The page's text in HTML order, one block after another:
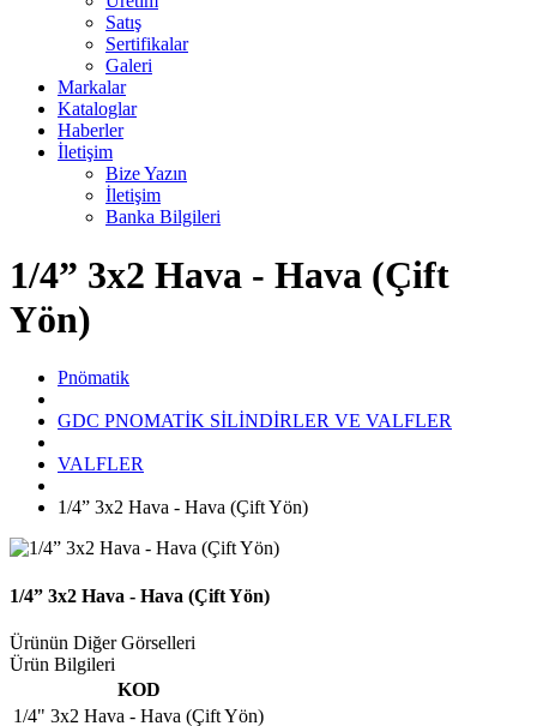
Satış
Sertifikalar
Galeri
Markalar
Kataloglar
Haberler
İletişim
Bize Yazın
İletişim
Banka Bilgileri
1/4” 3x2 Hava - Hava (Çift
Yön)
Pnömatik
GDC PNOMATİK SİLİNDİRLER VE VALFLER
VALFLER
1/4” 3x2 Hava - Hava (Çift Yön)
1/4” 3x2 Hava - Hava (Çift Yön)
Ürünün Diğer Görselleri
Ürün Bilgileri
KOD
1/4" 3x2 Hava - Hava (Çift Yön)